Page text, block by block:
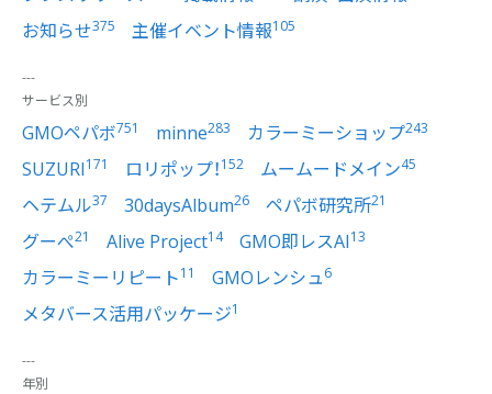
お知らせ375 主催イベント情報105
サービス別
GMOペパボ751 minne283 カラーミーショップ243
SUZURI171 ロリポップ！152 ムームードメイン45
ヘテムル37 30daysAlbum26 ペパボ研究所21
グーぺ21 Alive Project14 GMO即レスAI13
カラーミーリピート11 GMOレンシュ6
メタバース活用パッケージ1
年別